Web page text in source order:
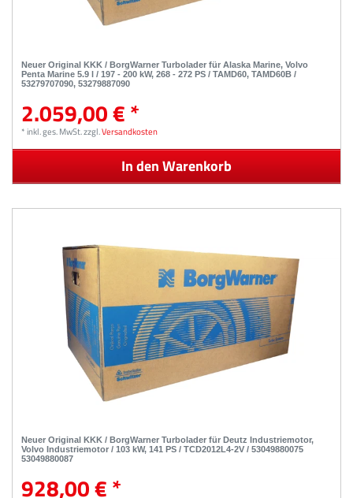
Neuer Original KKK / BorgWarner Turbolader für Alaska Marine, Volvo
Penta Marine 5.9 l / 197 - 200 kW, 268 - 272 PS / TAMD60, TAMD60B /
53279707090, 53279887090
2.059,00 € *
*inkl. ges. MwSt.zzgl.Versandkosten
In den Warenkorb
Neuer Original KKK / BorgWarner Turbolader für Deutz Industriemotor,
Volvo Industriemotor / 103 kW, 141 PS / TCD2012L4-2V / 53049880075
53049880087
928,00 € *